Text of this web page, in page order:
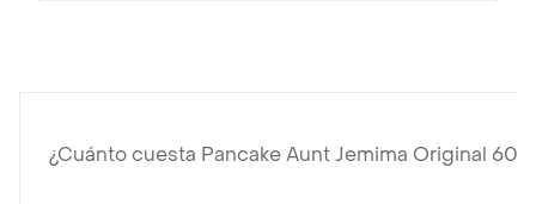
¿Cuánto cuesta Pancake Aunt Jemima Original